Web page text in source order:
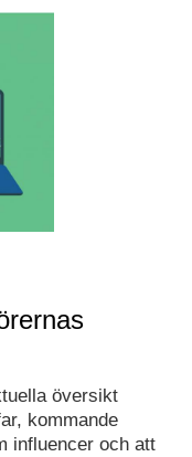
översikt
kommande
influencer och att